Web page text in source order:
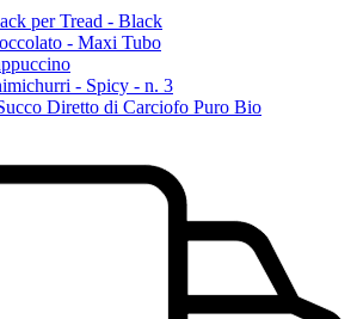
per Tread - Black
- Maxi Tubo
- Spicy - n. 3
Diretto di Carciofo Puro Bio